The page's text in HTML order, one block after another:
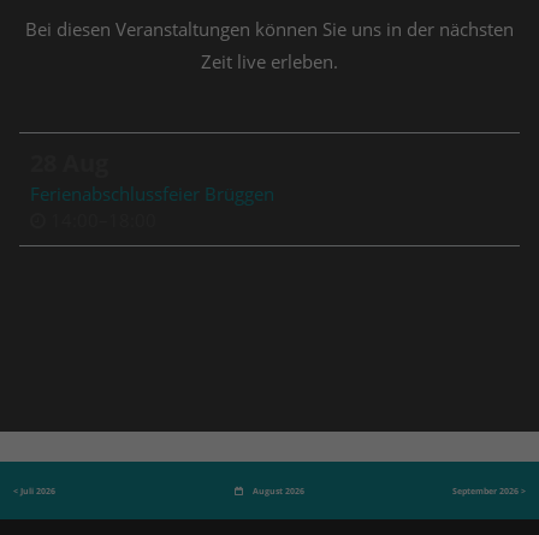
Bei diesen Veranstaltungen können Sie uns in der nächsten
Zeit live erleben.
Ferienabschlussfeier Brüggen
< Juli 2026 August 2026 September 2026 >